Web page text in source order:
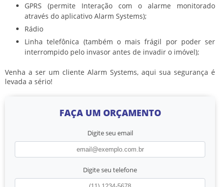
GPRS (permite Interação com o alarme monitorado
através do aplicativo Alarm Systems);
Rádio
Linha telefônica (também o mais frágil por poder ser
interrompido pelo invasor antes de invadir o imóvel);
Venha a ser um cliente Alarm Systems, aqui sua segurança é
levada a sério!
FAÇA UM ORÇAMENTO
Digite seu email
Digite seu telefone